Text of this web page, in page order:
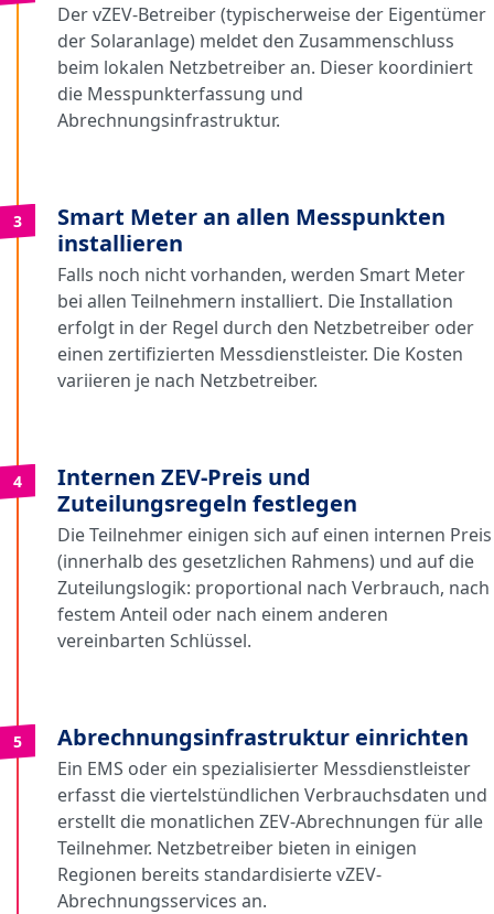
Der vZEV-Betreiber (typischerweise der Eigentümer
der Solaranlage) meldet den Zusammenschluss
beim lokalen Netzbetreiber an. Dieser koordiniert
die Messpunkterfassung und
Abrechnungsinfrastruktur.
3
Smart Meter an allen Messpunkten
installieren
Falls noch nicht vorhanden, werden Smart Meter
bei allen Teilnehmern installiert. Die Installation
erfolgt in der Regel durch den Netzbetreiber oder
einen zertifizierten Messdienstleister. Die Kosten
variieren je nach Netzbetreiber.
4
Internen ZEV-Preis und
Zuteilungsregeln festlegen
Die Teilnehmer einigen sich auf einen internen Preis
(innerhalb des gesetzlichen Rahmens) und auf die
Zuteilungslogik: proportional nach Verbrauch, nach
festem Anteil oder nach einem anderen
vereinbarten Schlüssel.
5 Abrechnungsinfrastruktur einrichten
Ein EMS oder ein spezialisierter Messdienstleister
erfasst die viertelstündlichen Verbrauchsdaten und
erstellt die monatlichen ZEV-Abrechnungen für alle
Teilnehmer. Netzbetreiber bieten in einigen
Regionen bereits standardisierte vZEV-
Abrechnungsservices an.